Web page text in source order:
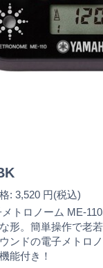
: 3,520 円(税込)
トロノーム ME-
形。簡単操作で老
ンドの電子メトロ
能付き！